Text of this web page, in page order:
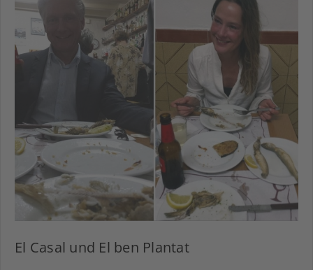
El Casal und El ben Plantat